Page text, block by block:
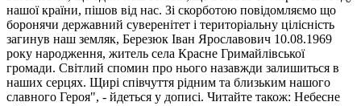
нашої країни, пішов від нас. Зі скорботою повідомляємо що
боронячи державний суверенітет і територіальну цілісність
загинув наш земляк, Березюк Іван Ярославович 10.08.1969
року народження, житель села Красне Гримайлівської
громади. Світлий спомин про нього назавжди залишиться в
наших серцях. Щирі співчуття рідним та близьким нашого
славного Героя", - йдеться у дописі. Читайте також: Небесне